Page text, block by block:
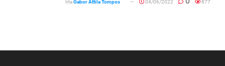
ÍrtaGabor Attila Tompos 04/06/2022 877